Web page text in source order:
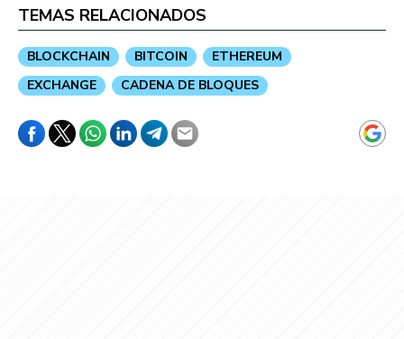
TEMAS RELACIONADOS
BLOCKCHAIN BITCOIN
ETHEREUM
EXCHANGE
CADENA DE BLOQUES